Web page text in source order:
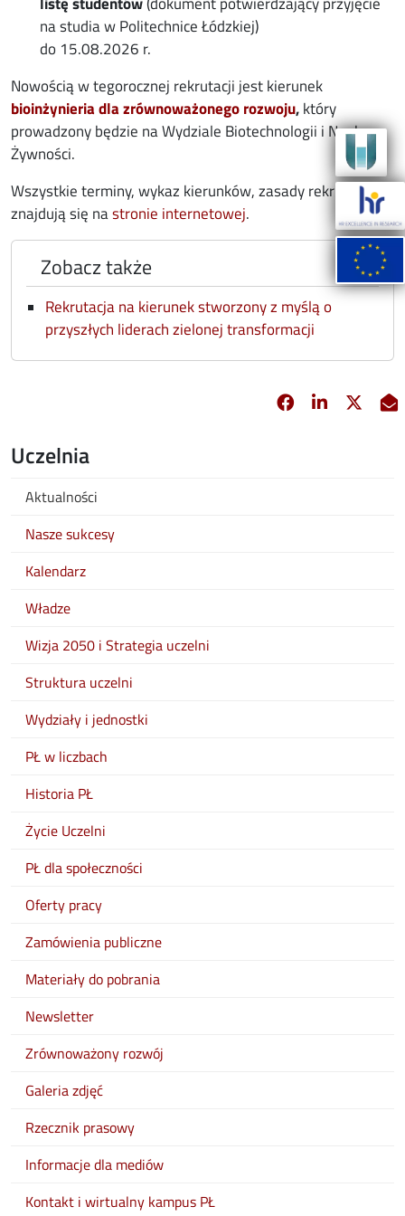
na studia w Politechnice Łódzkiej)
do 15.08.2026 r.
Nowością w tegorocznej rekrutacji jest kierunek
bioinżynieria dla zrównoważonego rozwoju,który
prowadzony będzie na Wydziale Biotechnologii i Nauk o
Żywności.
Wszystkie terminy, wykaz kierunków, zasady rekrutacji
znajdują się nastronie internetowej.
Zobacz także
Rekrutacja na kierunek stworzony z myślą o
przyszłych liderach zielonej transformacji
Facebook
opens in new
Linkedin
opens in
X
Uczelnia
Aktualności
Nasze sukcesy
Kalendarz
Władze
Wizja 2050 i Strategia uczelni
Struktura uczelni
Wydziały i jednostki
PŁ w liczbach
Historia PŁ
Życie Uczelni
PŁ dla społeczności
Oferty pracy
Zamówienia publiczne
Materiały do pobrania
Newsletter
Zrównoważony rozwój
Galeria zdjęć
Rzecznik prasowy
Informacje dla mediów
Kontakt i wirtualny kampus PŁ